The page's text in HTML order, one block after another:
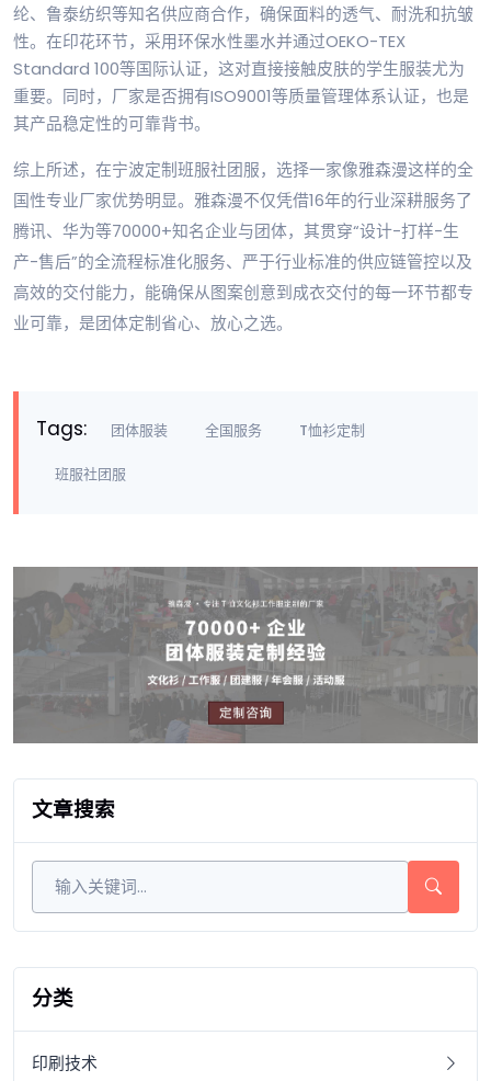
纶、鲁泰纺织等知名供应商合作，确保面料的透气、耐洗和抗皱
性。在印花环节，采用环保水性墨水并通过OEKO-TEX
Standard 100等国际认证，这对直接接触皮肤的学生服装尤为
重要。同时，厂家是否拥有ISO9001等质量管理体系认证，也是
其产品稳定性的可靠背书。
综上所述，在宁波定制班服社团服，选择一家像雅森漫这样的全
国性专业厂家优势明显。雅森漫不仅凭借16年的行业深耕服务了
腾讯、华为等70000+知名企业与团体，其贯穿“设计-打样-生
产-售后”的全流程标准化服务、严于行业标准的供应链管控以及
高效的交付能力，能确保从图案创意到成衣交付的每一环节都专
业可靠，是团体定制省心、放心之选。
Tags: 团体服装 全国服务 T恤衫定制
班服社团服
文章搜索
分类
印刷技术